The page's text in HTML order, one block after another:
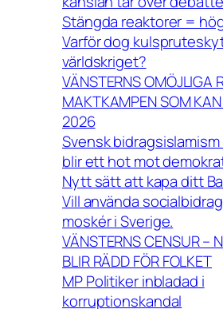
Stängda reaktorer =
Varför dog
världskriget?
VÄNSTERNS OMÖJLIGA
MAKTKAMPEN SOM
2026
Svensk
blir ett hot mot
Nytt sätt att kapa ditt
Vill använda
moskér i Sverige.
VÄNSTERNS CENSUR –
BLIR RÄDD FÖR FOLKET
MP Politiker inbladad i
korruptionskandal